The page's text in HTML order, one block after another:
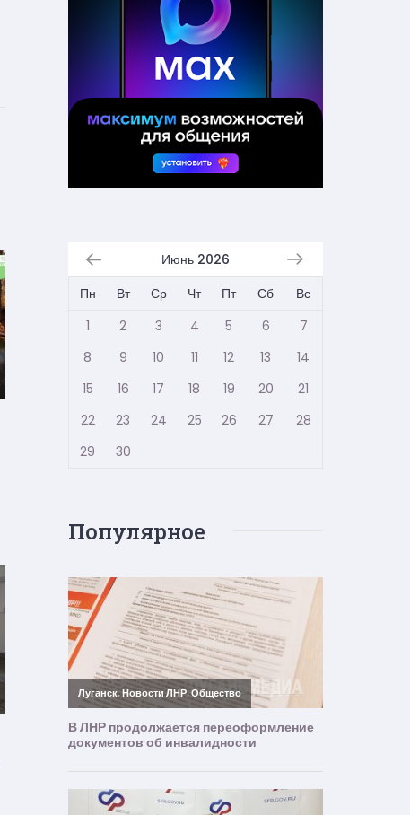
Июнь 2026
Пн
Вт Ср Чт Пт Сб
Вс
1
2 3 4 5 6
7
8
9 10 11 12 13
14
15
16 17 18 19 20
21
22
23 24 25 26 27
28
29
30
Популярное